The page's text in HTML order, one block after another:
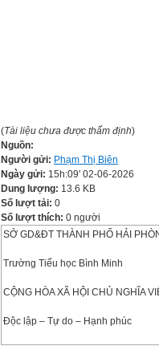
(Tài liệu chưa được thẩm định)
Nguồn:
Người gửi: Phạm Thị Biên
Ngày gửi: 15h:09' 02-06-2026
Dung lượng: 13.6 KB
Số lượt tải: 0
Số lượt thích: 0 người
SỞ GD&ĐT THÀNH PHỐ HẢI
Trường Tiểu học Bình Minh
CỘNG HÒA XÃ HỘI CHỦ NGHĨA
Độc lập – Tự do – Hạnh phúc